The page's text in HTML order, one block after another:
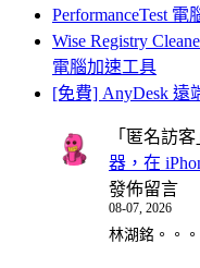
PerformanceTest
Wise Registry
電腦加速工具
[免費] AnyDesk 遠
「 匿名訪客
器，在
發佈留言
08-07, 2026
林湖銘。。。